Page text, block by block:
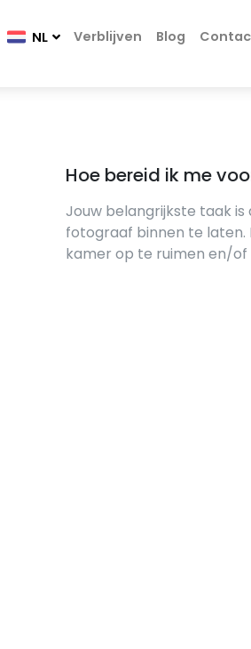
NL Verblijven Blog
Hoe bereid ik me
Jouw belangrijkste taak is
fotograaf binnen te laten.
kamer op te ruimen en/of